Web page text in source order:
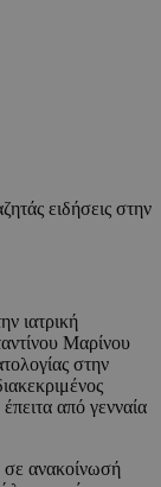
ειδήσεις στην
ιατρική
Μαρίνου
στην
από γενναία
ανακοίνωσή